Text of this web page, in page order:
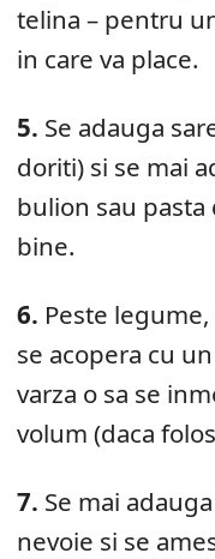
telina – pentru
in care va place.
5. Se adauga
doriti) si se mai
bulion sau pasta
bine.
6. Peste
se acopera cu
varza o sa se
volum (daca
7. Se mai
nevoie si se